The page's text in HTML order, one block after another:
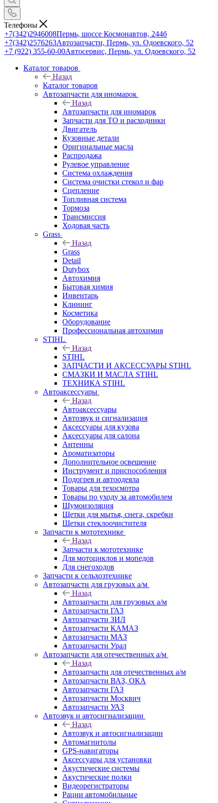
Телефоны
+7(342)2946008Пермь, шоссе Космонавтов, 244б
+7(342)2576263Автозапчасти, Пермь, ул. Одоевского, 52
+7 (922) 355-60-00Автосервис, Пермь, ул. Одоевского, 52
Каталог товаров
Назад
Каталог товаров
Автозапчасти для иномарок
Назад
Автозапчасти для иномарок
Запчасти для ТО и расходники
Двигатель
Кузовные детали
Оригинальные масла
Распродажа
Рулевое управление
Система охлаждения
Система очистки стекол и фар
Сцепление
Топливная система
Тормоза
Трансмиссия
Ходовая часть
Grass
Назад
Grass
Detail
Dutybox
Автохимия
Бытовая химия
Инвентарь
Клининг
Косметика
Оборудование
Профессиональная автохимия
STIHL
Назад
STIHL
ЗАПЧАСТИ И АКСЕССУАРЫ STIHL
СМАЗКИ И МАСЛА STIHL
ТЕХНИКА STIHL
Автоаксессуары
Назад
Автоаксессуары
Автозвук и сигнализация
Аксессуары для кузова
Аксессуары для салона
Антенны
Ароматизаторы
Дополнительное освещение
Инструмент и приспособления
Подогрев и автоодеяла
Товары для техосмотра
Товары по уходу за автомобилем
Шумоизоляция
Щетки для мытья, снега, скребки
Щетки стеклоочистителя
Запчасти к мототехнике
Назад
Запчасти к мототехнике
Для мотоциклов и мопедов
Для снегоходов
Запчасти к сельхозтехнике
Автозапчасти для грузовых а/м
Назад
Автозапчасти для грузовых а/м
Автозапчасти ГАЗ
Автозапчасти ЗИЛ
Автозапчасти КАМАЗ
Автозапчасти МАЗ
Автозапчасти Урал
Автозапчасти для отечественных а/м
Назад
Автозапчасти для отечественных а/м
Автозапчасти ВАЗ, ОКА
Автозапчасти ГАЗ
Автозапчасти Москвич
Автозапчасти УАЗ
Автозвук и автосигнализации
Назад
Автозвук и автосигнализации
Автомагнитолы
GPS-навигаторы
Аксессуары для установки
Акустические системы
Акустические полки
Видеорегистраторы
Рации автомобильные